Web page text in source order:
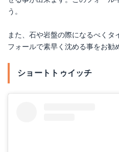
う。
また、石や岩盤の際になるべくタ
フォールで素早く沈める事をお勧
ショートトゥイッチ